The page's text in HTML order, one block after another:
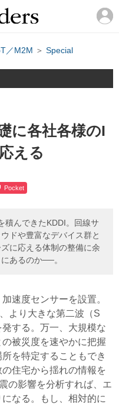
／M2M ＞ Special
に各社各様のI
える
Pocket
積んできたKDDI。回線サ
ドや豊富なデバイス群と
に応える体制の整備に余
あるのか──。
速度センサーを設置。
より大きな第二波（S
する。万一、大規模な
被災度を速やかに把握
を特定することもでき
住宅から揺れの情報を
の影響を分析すれば、エ
なる。もし、相対的に